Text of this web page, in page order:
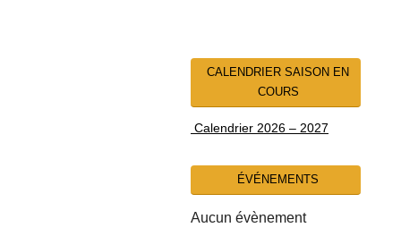
CALENDRIER SAISON EN
COURS
Calendrier 2026 – 2027
ÉVÉNEMENTS
Aucun évènement